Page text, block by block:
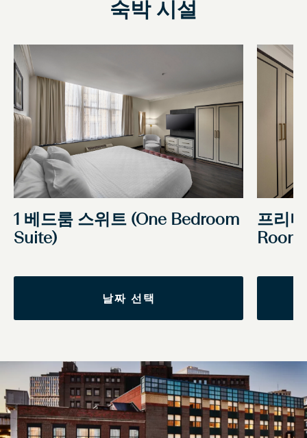
숙박 시설
1 베드룸 스위트 (One Bedroom
Suite)
날짜 선택
프리